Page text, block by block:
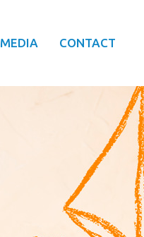
MEDIA CONTACT